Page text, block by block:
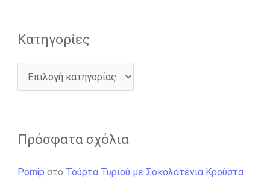
Kατηγορίες
Πρόσφατα σχόλια
Pornip στο Τούρτα Τυριού με Σοκολατένια Κρούστα